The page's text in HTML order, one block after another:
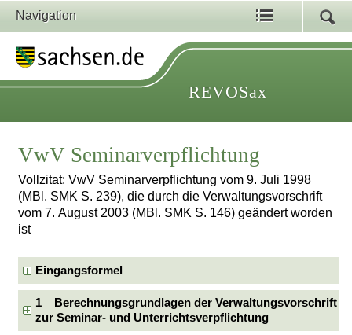
Navigation
REVOSax
VwV Seminarverpflichtung
Vollzitat: VwV Seminarverpflichtung vom 9. Juli 1998
(MBl. SMK S. 239), die durch die Verwaltungsvorschrift
vom 7. August 2003 (MBl. SMK S. 146) geändert worden
ist
Eingangsformel
1 Berechnungsgrundlagen der Verwaltungsvorschrift
zur Seminar- und Unterrichtsverpflichtung